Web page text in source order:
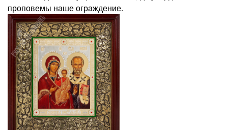
проповемы наше ограждение.